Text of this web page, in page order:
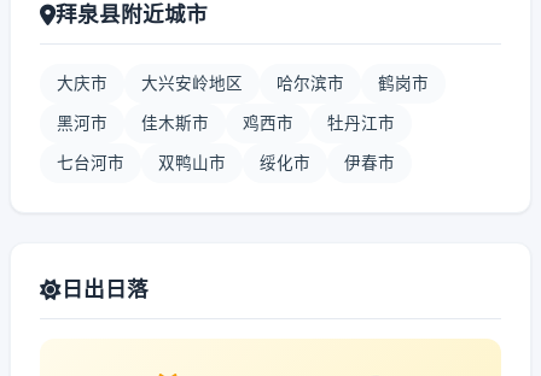
拜泉县附近城市
大庆市 大兴安岭地区 哈尔滨市 鹤岗市
黑河市 佳木斯市 鸡西市 牡丹江市
七台河市 双鸭山市 绥化市 伊春市
日出日落